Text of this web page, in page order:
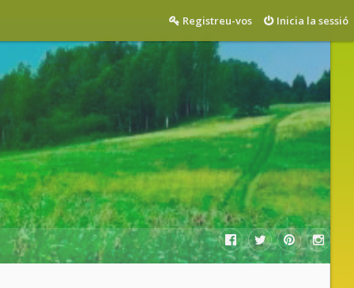
Inicia la sessió
Registreu-vos